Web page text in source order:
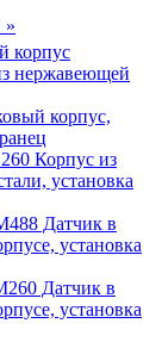
»
корпус
нержавеющей
корпус,
Корпус из
установка
Датчик в
установка
Датчик в
установка